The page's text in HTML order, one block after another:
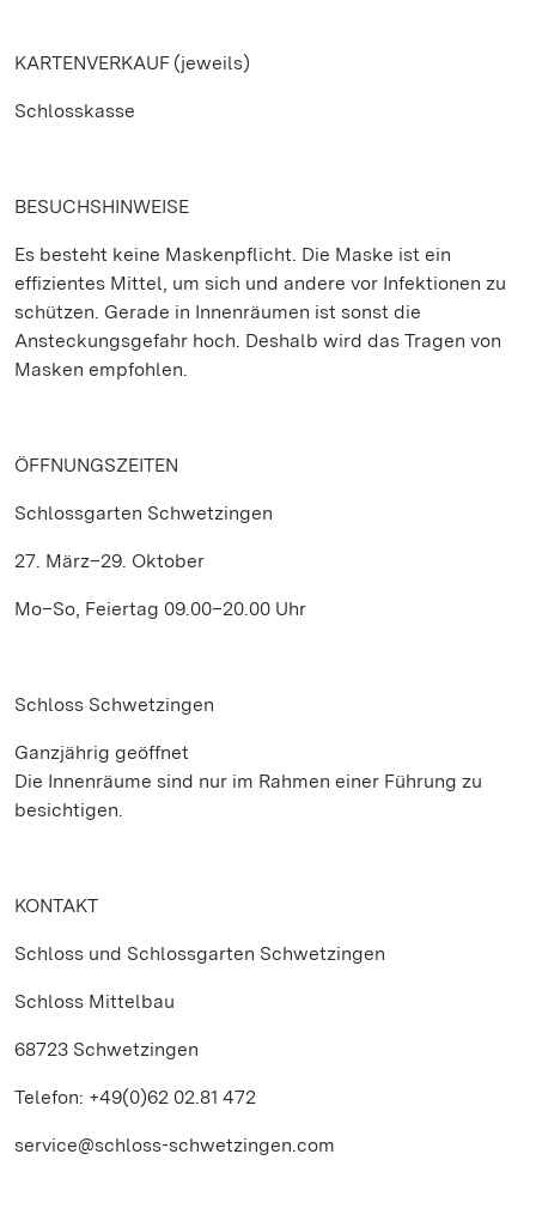
KARTENVERKAUF (jeweils)
Schlosskasse
BESUCHSHINWEISE
Es besteht keine Maskenpflicht. Die Maske ist ein
effizientes Mittel, um sich und andere vor Infektionen zu
schützen. Gerade in Innenräumen ist sonst die
Ansteckungsgefahr hoch. Deshalb wird das Tragen von
Masken empfohlen.
ÖFFNUNGSZEITEN
Schlossgarten Schwetzingen
27. März–29. Oktober
Mo–So, Feiertag 09.00–20.00 Uhr
Schloss Schwetzingen
Ganzjährig geöffnet
Die Innenräume sind nur im Rahmen einer Führung zu
besichtigen.
KONTAKT
Schloss und Schlossgarten Schwetzingen
Schloss Mittelbau
68723 Schwetzingen
Telefon: +49(0)62 02.81 472
service@schloss-schwetzingen.com